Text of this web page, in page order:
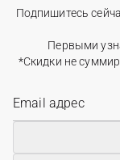
Подпишитесь
Первыми
*Скидки не